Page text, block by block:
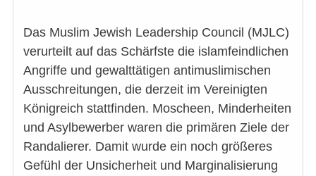
Das Muslim Jewish Leadership Council (MJLC)
verurteilt auf das Schärfste die islamfeindlichen
Angriffe und gewalttätigen antimuslimischen
Ausschreitungen, die derzeit im Vereinigten
Königreich stattfinden. Moscheen, Minderheiten
und Asylbewerber waren die primären Ziele der
Randalierer. Damit wurde ein noch größeres
Gefühl der Unsicherheit und Marginalisierung